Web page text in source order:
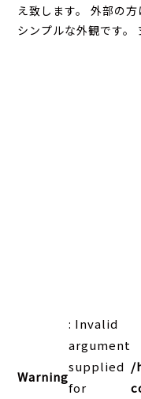
え致します。 外部の
シンプルな外観です
Warning
: Invalid
argument
supplied
for
/